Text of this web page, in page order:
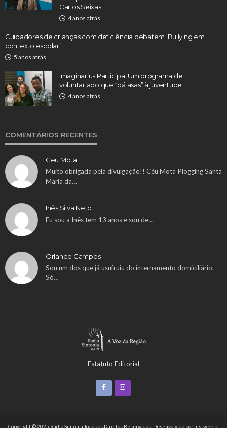
Carlos Seixas
4 anos atrás
Cuidadores de crianças com deficiência debatem ‘Bullying em
contexto escolar’
5 anos atrás
Imaginarius Participa: Um programa de
voluntariado que “dá asas” à juventude
4 anos atrás
COMENTÁRIOS RECENTES
Ceu Mota
Muito obrigada pela divulgação!! Céu Mota Plogging Santa
Maria da…
Inês Silva Neto
Eu sou a Inês tem 13 anos e sou de…
Orlando Campos
Sou um dos que já usufruiu do internamento domiciliário.
Só…
Estatuto Editorial
Copyright © 2025 Rádio Sintonia Todos os Direitos Reservados. Desenvolvido porjustweb.pt